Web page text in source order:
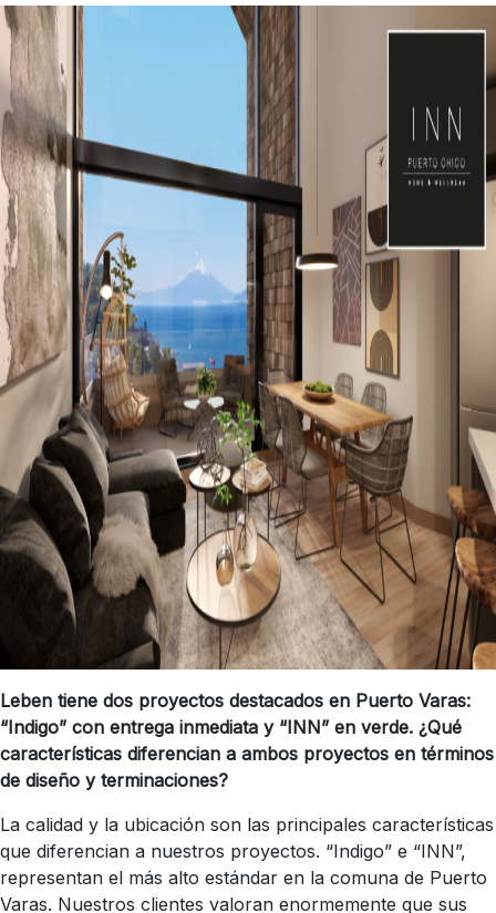
Leben tiene dos proyectos destacados en Puerto Varas:
“Indigo” con entrega inmediata y “INN” en verde. ¿Qué
características diferencian a ambos proyectos en términos
de diseño y terminaciones?
La calidad y la ubicación son las principales características
que diferencian a nuestros proyectos. “Indigo” e “INN”,
representan el más alto estándar en la comuna de Puerto
Varas. Nuestros clientes valoran enormemente que sus